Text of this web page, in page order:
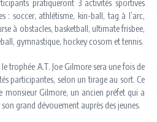
pratiqueront 3 activités sportives
: soccer, athlétisme, kin-ball, tag à l’arc,
à obstacles, basketball, ultimate frisbee,
gymnastique, hockey cosom et tennis.
trophée A.T. Joe Gilmore sera une fois de
participantes, selon un tirage au sort. Ce
monsieur Gilmore, un ancien préfet qui a
grand dévouement auprès des jeunes.